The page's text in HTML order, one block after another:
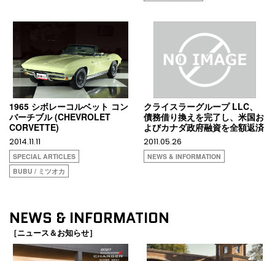
1965 シボレーコルベット コン
バーチブル (CHEVROLET
CORVETTE)
2014.11.11
SPECIAL ARTICLES
BUBU / ミツオカ
クライスラーグループ LLC、
債務借り換えを完了し、米国お
よびカナダ政府融資を全額返済
2011.05.26
NEWS & INFORMATION
NEWS & INFORMATION
［ニュース＆お知らせ］